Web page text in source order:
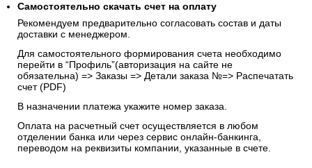
Самостоятельно скачать счет на оплату
Рекомендуем предварительно согласовать состав и даты
доставки с менеджером.
Для самостоятельного формирования счета необходимо
перейти в “Профиль”(авторизация на сайте не
обязательна) => Заказы => Детали заказа №=> Распечатать
счет (PDF)
В назначении платежа укажите номер заказа.
Оплата на расчетный счет осуществляется в любом
отделении банка или через сервис онлайн-банкинга,
переводом на реквизиты компании, указанные в счете.